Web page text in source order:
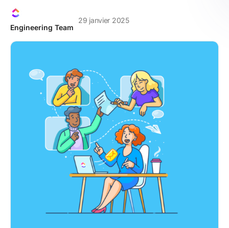
Engineering Team
29 janvier 2025